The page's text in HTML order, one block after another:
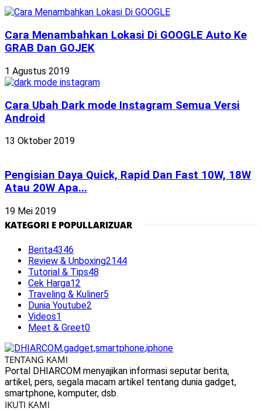
Cara Menambahkan Lokasi Di GOOGLE Auto Ke
GRAB Dan GOJEK
1 Agustus 2019
Cara Ubah Dark mode Instagram Semua Versi
Android
13 Oktober 2019
Pengisian Daya Quick, Rapid Dan Fast 10W, 18W
Atau 20W Apa...
19 Mei 2019
KATEGORI E POPULLARIZUAR
Berita4346
Review & Unboxing2144
Tutorial & Tips48
Cek Harga12
Traveling & Kuliner5
Dunia Youtube2
Videos1
Meet & Greet0
TENTANG KAMI
Portal DHIARCOM menyajikan informasi seputar berita,
artikel, pers, segala macam artikel tentang dunia gadget,
smartphone, komputer, dsb.
IKUTI KAMI